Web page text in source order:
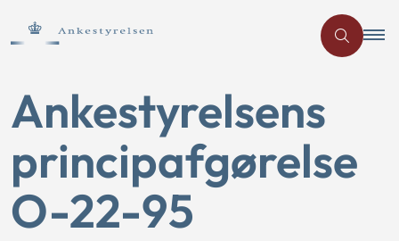
Ankestyrelsens
principafgørelse
O-22-95